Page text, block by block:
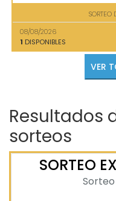
SORTEO
08/08/2026
1 DISPONIBLES
Resultados
sorteos
SORTEO